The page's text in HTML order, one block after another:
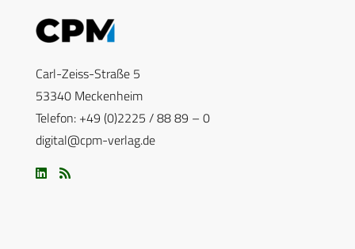
Carl-Zeiss-Straße 5
53340 Meckenheim
Telefon: +49 (0)2225 / 88 89 – 0
digital@cpm-verlag.de